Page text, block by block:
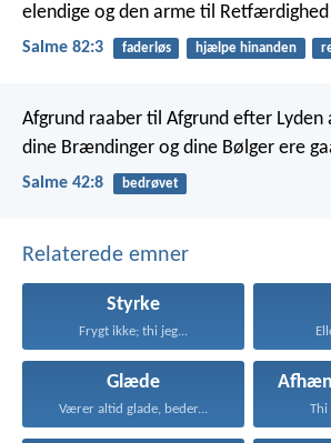
elendige og den arme til
Salme 82:3 faderløs hjælpe hinanden
Afgrund raaber til Afgrund efter Lyden
dine Brændinger og dine Bølger ere
Salme 42:8 bedrøvet
Relaterede emner
Styrke
Frygt ikke; thi jeg...
Glæde
Værer altid glade, beder... Thi